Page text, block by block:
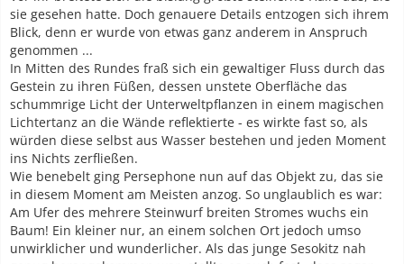
sie gesehen hatte. Doch genauere Details entzogen sich ihrem
Blick, denn er wurde von etwas ganz anderem in Anspruch
genommen ...
In Mitten des Rundes fraß sich ein gewaltiger Fluss durch das
Gestein zu ihren Füßen, dessen unstete Oberfläche das
schummrige Licht der Unterweltpflanzen in einem magischen
Lichtertanz an die Wände reflektierte - es wirkte fast so, als
würden diese selbst aus Wasser bestehen und jeden Moment
ins Nichts zerfließen.
Wie benebelt ging Persephone nun auf das Objekt zu, das sie
in diesem Moment am Meisten anzog. So unglaublich es war:
Am Ufer des mehrere Steinwurf breiten Stromes wuchs ein
Baum! Ein kleiner nur, an einem solchen Ort jedoch umso
unwirklicher und wunderlicher. Als das junge Sesokitz nah